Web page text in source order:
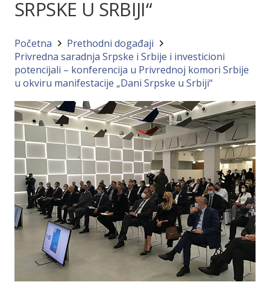
SRPSKE U SRBIJI“
Početna
Prethodni događaji
Privredna saradnja Srpske i Srbije i investicioni
potencijali – konferencija u Privrednoj komori Srbije
u okviru manifestacije „Dani Srpske u Srbiji“